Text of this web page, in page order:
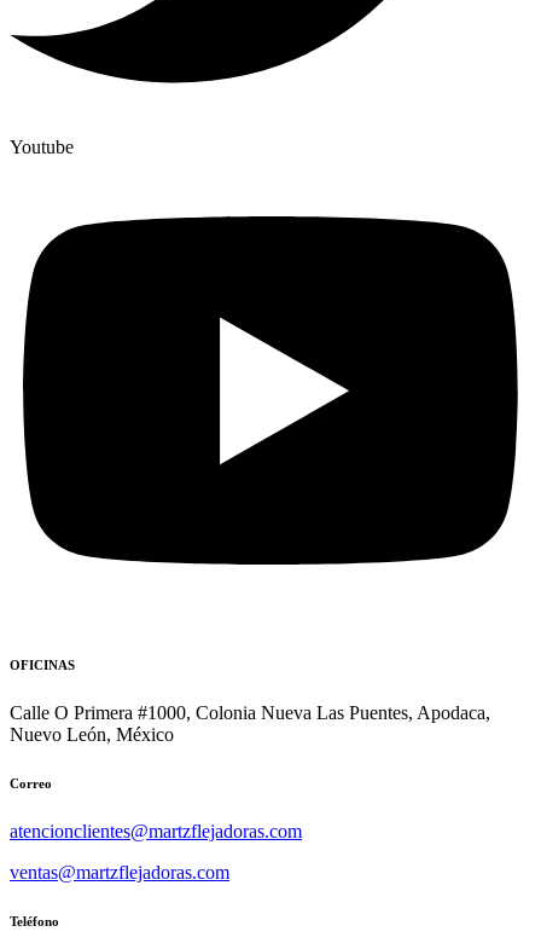
Youtube
OFICINAS
Calle O Primera #1000, Colonia Nueva Las Puentes, Apodaca,
Nuevo León, México
Correo
atencionclientes@martzflejadoras.com
ventas@martzflejadoras.com
Teléfono